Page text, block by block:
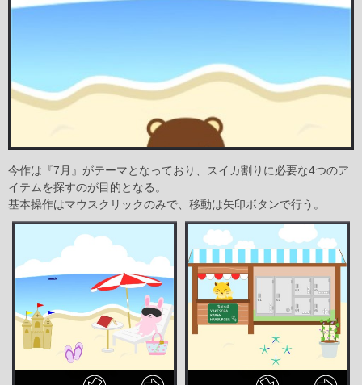
今作は『7月』がテーマとなっており、スイカ割りに必要な4つのア
イテムを探すのが目的となる。
基本操作はマウスクリックのみで、移動は矢印ボタンで行う。